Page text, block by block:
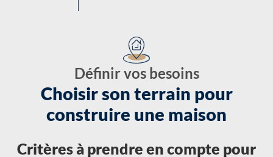
Définir vos besoins
Choisir son terrain pour
construire une maison
Critères à prendre en compte pour